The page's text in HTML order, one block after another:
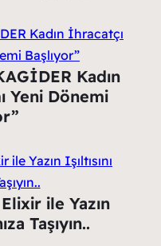
Kadın
Yeni Dönemi
ile Yazın
Taşıyın..